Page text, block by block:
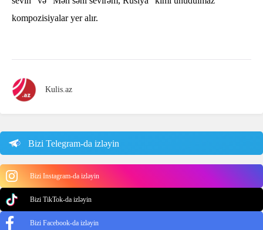
kompozisiyalar yer alır.
Kulis.az
Bizi Telegram-da izləyin
Bizi Instagram-da izləyin
Bizi TikTok-da izləyin
Bizi Facebook-da izləyin